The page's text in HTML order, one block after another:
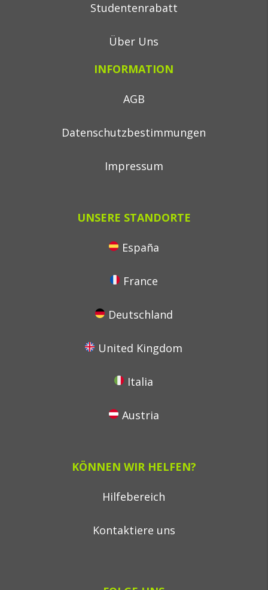
Studentenrabatt
Über Uns
INFORMATION
AGB
Datenschutzbestimmungen
Impressum
UNSERE STANDORTE
España
France
Deutschland
United Kingdom
Italia
Austria
KÖNNEN WIR HELFEN?
Hilfebereich
Kontaktiere uns